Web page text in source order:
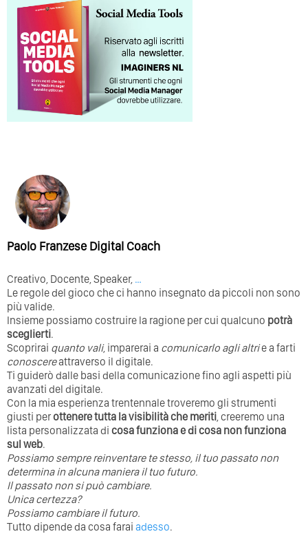
Paolo Franzese Digital Coach
Creativo, Docente, Speaker, …
Le regole del gioco che ci hanno insegnato da piccoli non sono
più valide.
Insieme possiamo costruire la ragione per cui qualcuno potrà
sceglierti.
Scoprirai quanto vali, imparerai a comunicarlo agli altrie a farti
conoscereattraverso il digitale.
Ti guiderò dalle basi della comunicazione fino agli aspetti più
avanzati del digitale.
Con la mia esperienza trentennale troveremo gli strumenti
giusti perottenere tutta la visibilità che meriti, creeremo una
lista personalizzata di cosa funziona e di cosa non funziona
sul web.
Possiamo sempre reinventare te stesso, il tuo passato non
determina in alcuna maniera il tuo futuro. ⁣
⁣Il passato non si può cambiare.
Unica certezza?
Possiamo cambiare il futuro.
Tutto dipende da cosa farai adesso.